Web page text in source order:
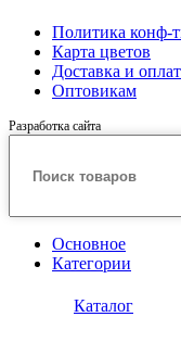
Политика конф-
Карта цветов
Доставка и
Оптовикам
Разработка сайта
Основное
Категории
Каталог